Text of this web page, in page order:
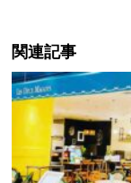
関連記事